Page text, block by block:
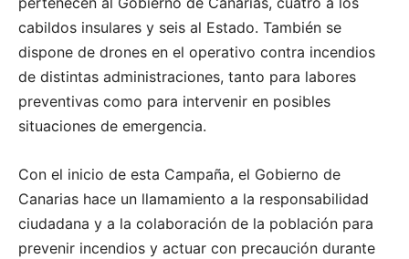
cabildos insulares y seis al Estado. También se
dispone de drones en el operativo contra incendios
de distintas administraciones, tanto para labores
preventivas como para intervenir en posibles
situaciones de emergencia.
Con el inicio de esta Campaña, el Gobierno de
Canarias hace un llamamiento a la responsabilidad
ciudadana y a la colaboración de la población para
prevenir incendios y actuar con precaución durante